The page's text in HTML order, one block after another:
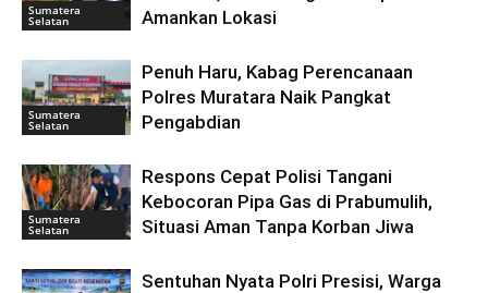
Sumatera
Selatan
Amankan Lokasi
Sumatera
Selatan
Penuh Haru, Kabag Perencanaan
Polres Muratara Naik Pangkat
Pengabdian
Sumatera
Selatan
Respons Cepat Polisi Tangani
Kebocoran Pipa Gas di Prabumulih,
Situasi Aman Tanpa Korban Jiwa
Sentuhan Nyata Polri Presisi, Warga